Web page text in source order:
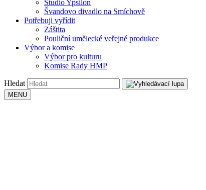
Studio Ypsilon
Švandovo divadlo na Smíchově
Potřebuji vyřídit
Záštita
Pouliční umělecké veřejné produkce
Výbor a komise
Výbor pro kulturu
Komise Rady HMP
Hledat
MENU